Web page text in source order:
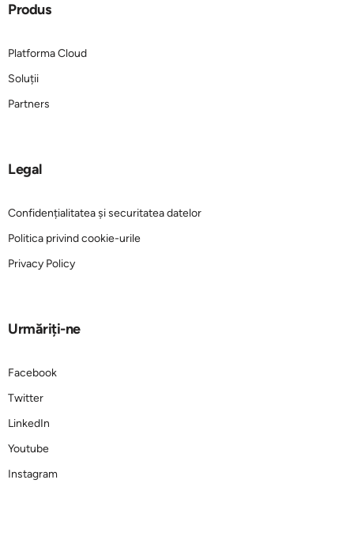
Produs
Platforma Cloud
Soluții
Partners
Legal
Confidențialitatea și securitatea datelor
Politica privind cookie-urile
Privacy Policy
Urmăriți-ne
Facebook
Twitter
LinkedIn
Youtube
Instagram